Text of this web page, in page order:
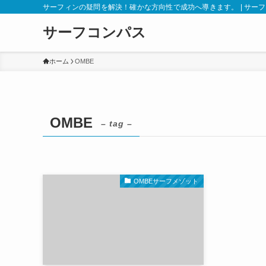
サーフィンの疑問を解決！確かな方向性で成功へ導きます。 | サー
サーフコンパス
ホーム OMBE
OMBE – tag –
OMBEサーフメゾット